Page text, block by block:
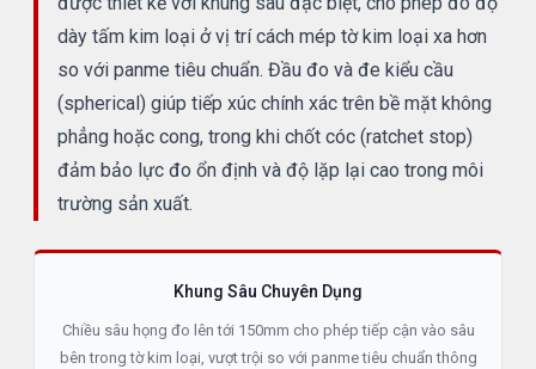
dày tấm kim loại ở vị trí cách mép tờ kim loại xa hơn
so với panme tiêu chuẩn. Đầu đo và đe kiểu cầu
(spherical) giúp tiếp xúc chính xác trên bề mặt không
phẳng hoặc cong, trong khi chốt cóc (ratchet stop)
đảm bảo lực đo ổn định và độ lặp lại cao trong môi
trường sản xuất.
Khung Sâu Chuyên Dụng
Chiều sâu họng đo lên tới 150mm cho phép tiếp cận vào sâu
bên trong tờ kim loại, vượt trội so với panme tiêu chuẩn thông